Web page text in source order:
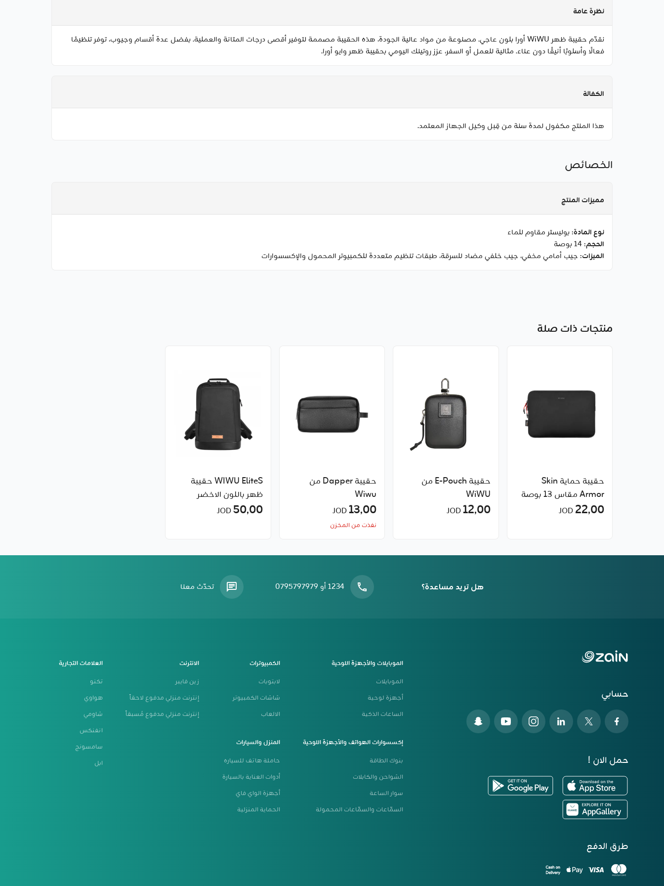
نظرة عامة
نقدّم حقيبة ظهر WiWU أورا بلون عاجي. مصنوعة من مواد عالية الجودة، هذه الحقيبة مصممة لتوفير أقصى درجات المتانة والعملية. بفضل عدة أقسام وجيوب، توفر تنظيمًا
فعالًا وأسلوبًا أنيقًا دون عناء. مثالية للعمل أو السفر، عزز روتينك اليومي بحقيبة ظهر وايو أورا.
الكفالة
هذا المنتج مكفول لمدة سنة من قِبل وكيل الجهاز المعتمد.
الخصائص
مميزات المنتج
نوع المادة: بوليستر مقاوم للماء
الحجم: 14 بوصة
الميزات: جيب أمامي مخفي، جيب خلفي مضاد للسرقة، طبقات تنظيم متعددة للكمبيوتر المحمول والإكسسوارات
منتجات ذات صلة
حقيبة حماية Skin
Armor مقاس 13 بوصة
من WiWU
22٫00
حقيبة E-Pouch من
WiWU
12٫00JOD
حقيبة Dapper من
Wiwu
13٫00JOD
نفذت من المخزن
WIWU EliteS حقيبة
ظهر باللون الاخضر
50٫00JOD
هل تريد مساعدة؟ 1234 أو 0795797979 تحدّث معنا
حسابي
حمل الان !
طرق الدفع
الموبايلات والأجهزة اللوحية
الموبايلات
أجهزة لوحية
الساعات الذكية
الكمبيوترات
لابتوبات
شاشات الكمبيوتر
الالعاب
الانترنت
زين فايبر
إنترنت منزلي مدفوع لاحقاً
إنترنت منزلي مدفوع مُسبقاً
العلامات التجارية
تكنو
هواوي
شاومي
انفنكس
سامسونج
ابل
إكسسوارات الهواتف والأجهزة اللوحية
بنوك الطاقة
الشواحن والكابلات
سوار الساعة
السمّاعات والسمّاعات المحمولة
المنزل والسيارات
حاملة هاتف للسياره
أدوات العناية بالسيارة
أجهزة الواي فاي
الحماية المنزلية